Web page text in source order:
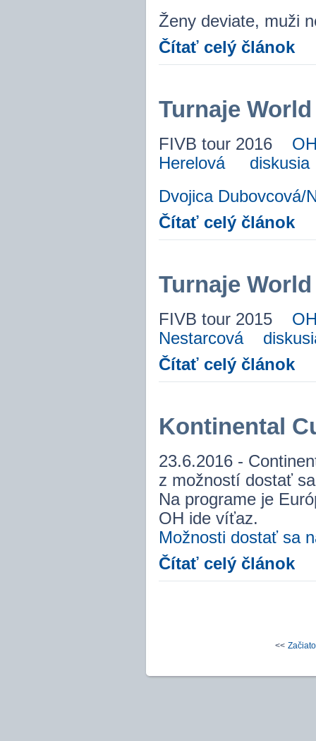
Ženy deviate, muži
Čítať celý článok
Turnaje
FIVB tour 2016
Herelová
diskusia
Dvojica Dubovcová/
Čítať celý článok
Turnaje
FIVB tour 2015
Nestarcová
Čítať celý článok
Kontinental
23.6.2016 -
z možností dostať
Na programe je
OH ide víťaz.
Možnosti dostať sa
Čítať celý článok
<<